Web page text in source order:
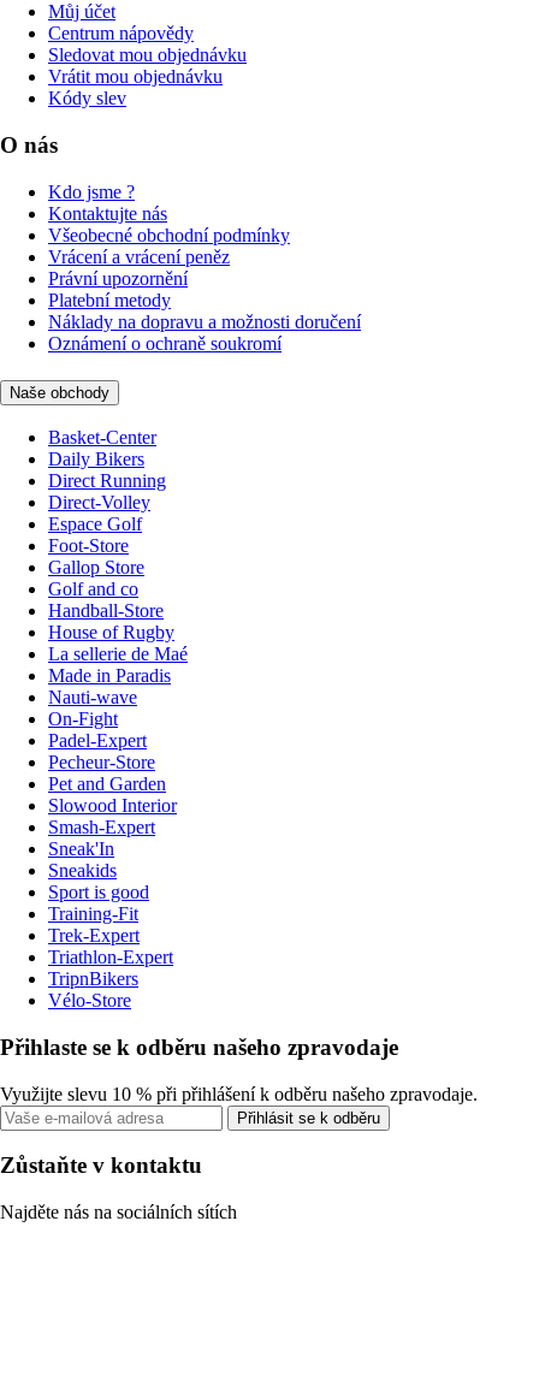
Můj účet
Centrum nápovědy
Sledovat mou objednávku
Vrátit mou objednávku
Kódy slev
O nás
Kdo jsme ?
Kontaktujte nás
Všeobecné obchodní podmínky
Vrácení a vrácení peněz
Právní upozornění
Platební metody
Náklady na dopravu a možnosti doručení
Oznámení o ochraně soukromí
Naše obchody
Basket-Center
Daily Bikers
Direct Running
Direct-Volley
Espace Golf
Foot-Store
Gallop Store
Golf and co
Handball-Store
House of Rugby
La sellerie de Maé
Made in Paradis
Nauti-wave
On-Fight
Padel-Expert
Pecheur-Store
Pet and Garden
Slowood Interior
Smash-Expert
Sneak'In
Sneakids
Sport is good
Training-Fit
Trek-Expert
Triathlon-Expert
TripnBikers
Vélo-Store
Přihlaste se k odběru našeho zpravodaje
Využijte slevu 10 % při přihlášení k odběru našeho zpravodaje.
Přihlásit se k odběru
Zůstaňte v kontaktu
Najděte nás na sociálních sítích